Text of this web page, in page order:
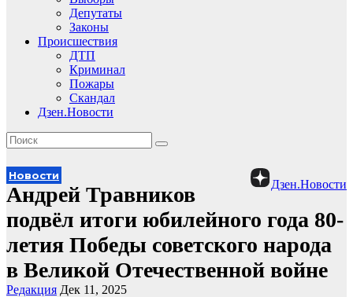
Депутаты
Законы
Происшествия
ДТП
Криминал
Пожары
Скандал
Дзен.Новости
Дзен.Новости
Новости
Андрей Травников
подвёл итоги юбилейного года 80-
летия Победы советского народа
в Великой Отечественной войне
Редакция Дек 11, 2025